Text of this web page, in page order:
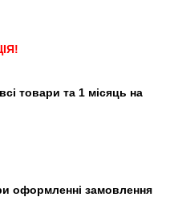
товари та 1 місяць на
оформленні замовлення